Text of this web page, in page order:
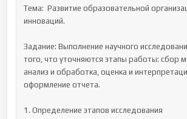
Тема:  Развитие образовательной
инноваций.
Задание: Выполнение научного
того, что уточняются этапы работы: сбор
анализ и обработка, оценка и
оформление отчета.
1. Определение этапов исследования